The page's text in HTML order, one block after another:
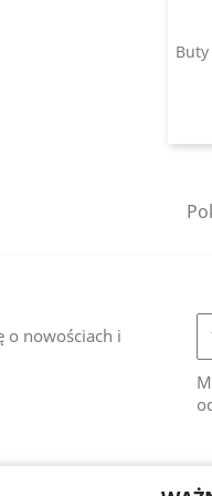
o nowościach i